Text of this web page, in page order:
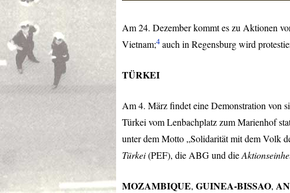
Am 24. Dezember kommt es zu Aktionen
Vietnam;4 auch in Regensburg wird
TÜRKEI
Am 4. März findet eine Demonstration von
Türkei vom Lenbachplatz zum Marienhof
unter dem Motto „Solidarität mit dem Volk
Türkei(PEF), die ABGund die
MOZAMBIQUE, GUINEA-BISSAO,